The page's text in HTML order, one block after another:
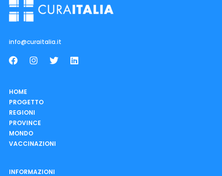
info@curaitalia.it
HOME
PROGETTO
REGIONI
PROVINCE
MONDO
VACCINAZIONI
INFORMAZIONI